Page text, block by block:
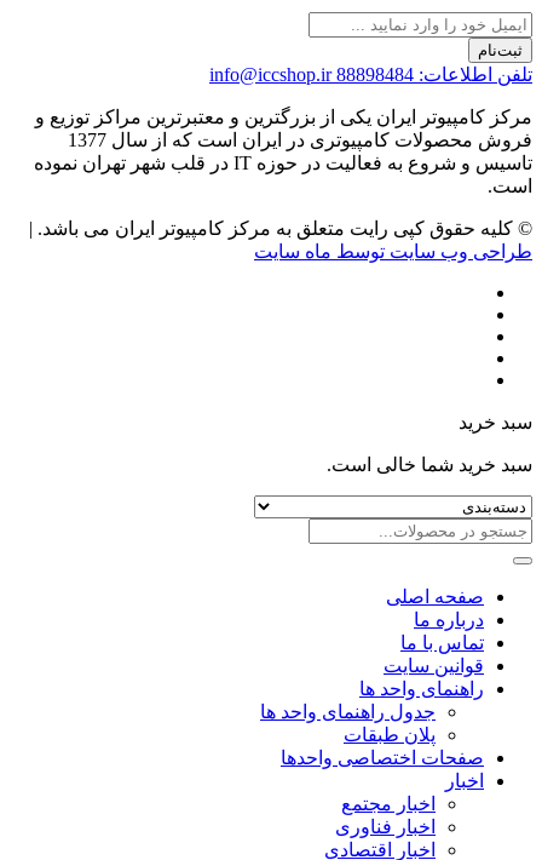
ثبت‌نام
تلفن اطلاعات: 88898484 info@iccshop.ir
مرکز کامپیوتر ایران یکی از بزرگترین و معتبرترین مراکز توزیع و
فروش محصولات کامپیوتری در ایران است که از سال 1377
تاسیس و شروع به فعالیت در حوزه IT در قلب شهر تهران نموده
است.
© کلیه حقوق کپی رایت متعلق به مرکز کامپیوتر ایران می باشد. |
طراحی وب سایت توسط ماه سایت
سبد خرید
سبد خرید شما خالی است.
صفحه اصلی
درباره ما
تماس با ما
قوانین سایت
راهنمای واحد ها
جدول راهنمای واحد ها
پلان طبقات
صفحات اختصاصی واحدها
اخبار
اخبار مجتمع
اخبار فناوری
اخبار اقتصادی